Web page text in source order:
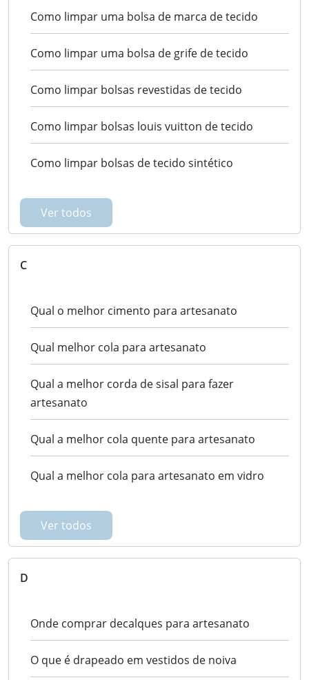
Como limpar uma bolsa de marca de tecido
Como limpar uma bolsa de grife de tecido
Como limpar bolsas revestidas de tecido
Como limpar bolsas louis vuitton de tecido
Como limpar bolsas de tecido sintético
Ver todos
C
Qual o melhor cimento para artesanato
Qual melhor cola para artesanato
Qual a melhor corda de sisal para fazer
artesanato
Qual a melhor cola quente para artesanato
Qual a melhor cola para artesanato em vidro
Ver todos
D
Onde comprar decalques para artesanato
O que é drapeado em vestidos de noiva